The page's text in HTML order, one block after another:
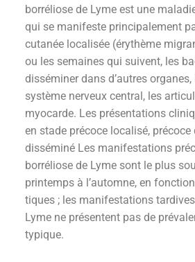
borréliose de Lyme est une
qui se manifeste principalement
cutanée localisée (érythème
ou les semaines qui suivent, les
disséminer dans d’autres
système nerveux central, les
myocarde. Les présentations
en stade précoce localisé,
disséminé Les manifestations
borréliose de Lyme sont le plus
printemps à l’automne, en
tiques ; les manifestations
Lyme ne présentent pas de
typique.